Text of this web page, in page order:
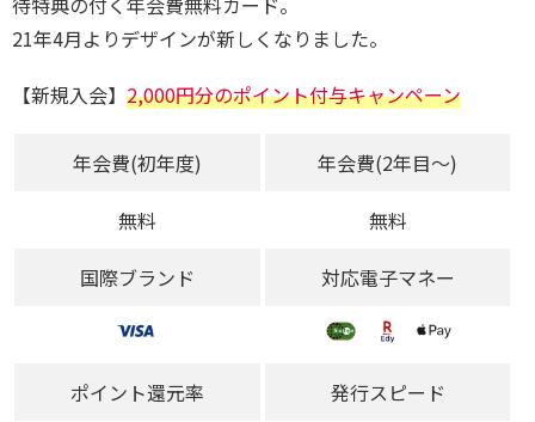
21年4月よりデザインが新しくなりました。
【新規入会】 2,000円分のポイント付与キャンペーン
年会費(初年度)
無料
年会費(2年目～)
無料
国際ブランド
対応電子マネー
ポイント還元率
発行スピード